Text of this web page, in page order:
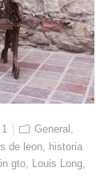
1 General
de leon historia
gto Louis Long